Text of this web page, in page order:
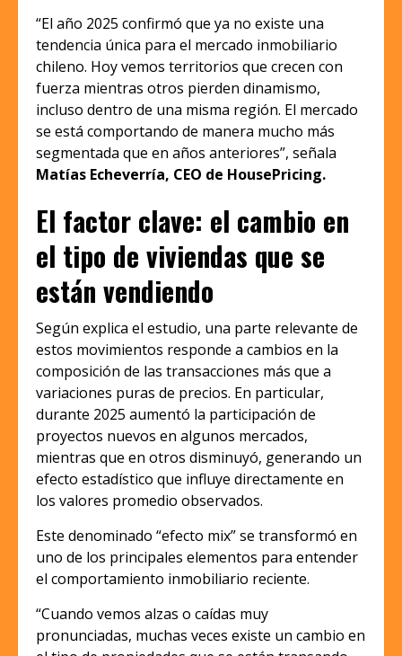
“El año 2025 confirmó que ya no existe una
tendencia única para el mercado inmobiliario
chileno. Hoy vemos territorios que crecen con
fuerza mientras otros pierden dinamismo,
incluso dentro de una misma región. El mercado
se está comportando de manera mucho más
segmentada que en años anteriores”, señala
Matías Echeverría, CEO de HousePricing.
El factor clave: el cambio en
el tipo de viviendas que se
están vendiendo
Según explica el estudio, una parte relevante de
estos movimientos responde a cambios en la
composición de las transacciones más que a
variaciones puras de precios. En particular,
durante 2025 aumentó la participación de
proyectos nuevos en algunos mercados,
mientras que en otros disminuyó, generando un
efecto estadístico que influye directamente en
los valores promedio observados.
Este denominado “efecto mix” se transformó en
uno de los principales elementos para entender
el comportamiento inmobiliario reciente.
“Cuando vemos alzas o caídas muy
pronunciadas, muchas veces existe un cambio en